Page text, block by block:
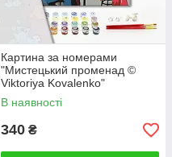
Картина за номерами
"Мистецький променад ©
Viktoriya Kovalenko"
PBS53356 40×50 см
В наявності
340 ₴